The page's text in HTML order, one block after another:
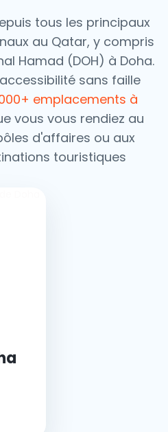
tous les principaux
au Qatar, y compris
Hamad (DOH) à Doha.
sans faille
emplacements à
vous vous rendiez au
d'affaires ou aux
touristiques